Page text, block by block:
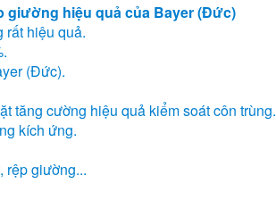
giường hiệu quả của Bayer (Đức)
rất hiệu quả.
(Đức).
tăng cường hiệu quả kiểm soát côn trùng.
kích ứng.
rệp giường...